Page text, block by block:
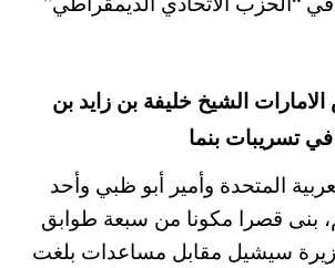
الشيخ خليفة بن زايد بن
تسريبات بنما
المتحدة وأمير أبو ظبي وأحد
بنى قصرا مكونا من سبعة طوابق
سيشيل مقابل مساعدات بلغت